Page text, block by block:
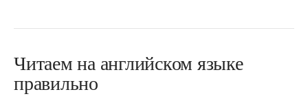
Читаем на английском языке
правильно